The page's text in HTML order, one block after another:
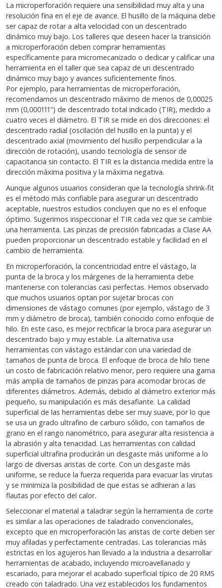
La microperforación requiere una sensibilidad muy alta y una
resolución fina en el eje de avance. El husillo de la máquina debe
ser capaz de rotar a alta velocidad con un descentrado
dinámico muy bajo. Los talleres que deseen hacer la transición
a microperforación deben comprar herramientas
específicamente para micromecanizado o dedicar y calificar una
herramienta en el taller que sea capaz de un descentrado
dinámico muy bajo y avances suficientemente finos.
Por ejemplo, para herramientas de microperforación,
recomendamos un descentrado máximo de menos de 0,00025
mm (0,000111") de descentrado total indicado (TIR), medido a
cuatro veces el diámetro. El TIR se mide en dos direcciones: el
descentrado radial (oscilación del husillo en la punta) y el
descentrado axial (movimiento del husillo perpendicular a la
dirección de rotación), usando tecnología de sensor de
capacitancia sin contacto. El TIR es la distancia medida entre la
dirección máxima positiva y la máxima negativa.
Aunque algunos usuarios consideran que la tecnología shrink-fit
es el método más confiable para asegurar un descentrado
aceptable, nuestros estudios concluyen que no es el enfoque
óptimo. Sugerimos inspeccionar el TIR cada vez que se cambie
una herramienta. Las pinzas de precisión fabricadas a Clase AA
pueden proporcionar un descentrado estable y facilidad en el
cambio de herramienta.
En microperforación, la concentricidad entre el vástago, la
punta de la broca y los márgenes de la herramienta debe
mantenerse con tolerancias casi perfectas. Hemos observado
que muchos usuarios optan por sujetar brocas con
dimensiones de vástago comunes (por ejemplo, vástago de 3
mm y diámetro de broca), también conocido como enfoque de
hilo. En este caso, es mejor rectificar la broca para asegurar un
descentrado bajo y muy estable. La alternativa usa
herramientas con vástago estándar con una variedad de
tamaños de punta de broca. El enfoque de broca de hilo tiene
un costo de fabricación relativo menor, pero requiere una gama
más amplia de tamaños de pinzas para acomodar brocas de
diferentes diámetros. Además, debido al diámetro exterior más
pequeño, su manipulación es más desafiante. La calidad
superficial de las herramientas debe ser muy suave, por lo que
se usa un grado ultrafino de carburo sólido, con tamaños de
grano en el rango nanométrico, para asegurar alta resistencia a
la abrasión y alta tenacidad. Las herramientas con calidad
superficial ultrafina producirán un desgaste más uniforme a lo
largo de diversas aristas de corte. Con un desgaste más
uniforme, se reduce la fuerza requerida para evacuar las virutas
y se minimiza la posibilidad de que estas se adhieran a las
flautas por efecto del calor.
Seleccionar el material a taladrar según la herramienta de corte
es similar a las operaciones de taladrado convencionales,
excepto que en microperforación las aristas de corte deben ser
muy afiladas y perfectamente centradas. Las tolerancias más
estrictas en los agujeros han llevado a la industria a desarrollar
herramientas de acabado, incluyendo microavellanado y
escariado, para mejorar el acabado superficial típico de 20 RMS
creado con taladrado. Una vez establecidos los fundamentos